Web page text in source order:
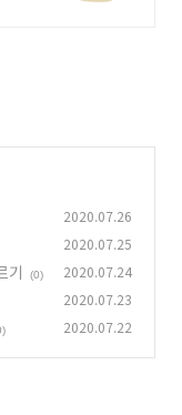
2020.07.26
2020.07.25
기 (0) 2020.07.24
2020.07.23
2020.07.22